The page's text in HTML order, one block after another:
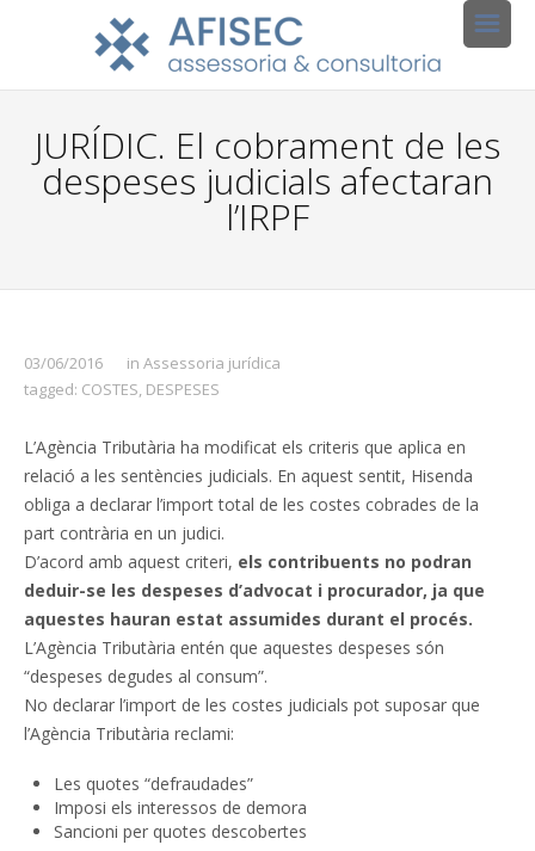
JURÍDIC. El cobrament de les
despeses judicials afectaran
l’IRPF
03/06/2016 in Assessoria jurídica
tagged: COSTES, DESPESES
L’Agència Tributària ha modificat els criteris que aplica en
relació a les sentències judicials. En aquest sentit, Hisenda
obliga a declarar l’import total de les costes cobrades de la
part contrària en un judici.
D’acord amb aquest criteri, els contribuents no podran
deduir-se les despeses d’advocat i procurador, ja que
aquestes hauran estat assumides durant el procés.
L’Agència Tributària entén que aquestes despeses són
“despeses degudes al consum”.
No declarar l’import de les costes judicials pot suposar que
l’Agència Tributària reclami:
Les quotes “defraudades”
Imposi els interessos de demora
Sancioni per quotes descobertes